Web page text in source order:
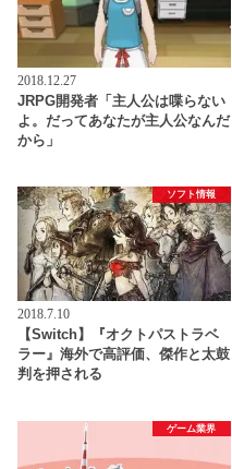
2018.12.27
JRPG開発者「主人公は喋らない
よ。だってあなたが主人公なんだ
から」
ソフト情報
2018.7.10
【Switch】『オクトパストラベ
ラー』海外で高評価、傑作と太鼓
判を押される
ゲーム業界